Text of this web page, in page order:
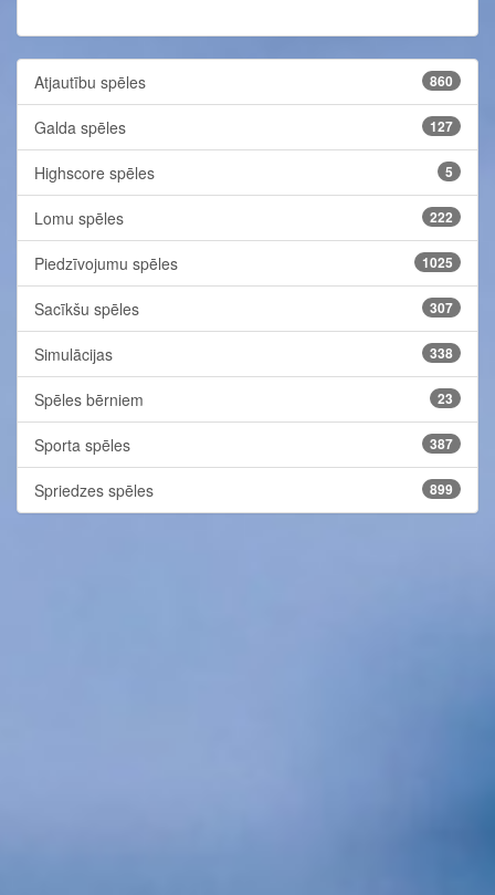
Atjautību spēles 860
Galda spēles 127
Highscore spēles 5
Lomu spēles 222
Piedzīvojumu spēles 1025
Sacīkšu spēles 307
Simulācijas 338
Spēles bērniem 23
Sporta spēles 387
Spriedzes spēles 899